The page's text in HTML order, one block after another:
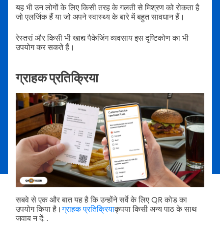
यह भी उन लोगों के लिए किसी तरह के गलती से मिश्रण को रोकता है
जो एलर्जिक हैं या जो अपने स्वास्थ्य के बारे में बहुत सावधान हैं।
रेस्तरां और किसी भी खाद्य पैकेजिंग व्यवसाय इस दृष्टिकोण का भी
उपयोग कर सकते हैं।
ग्राहक प्रतिक्रिया
सबवे से एक और बात यह है कि उन्होंने सर्वे के लिए QR कोड का
उपयोग किया है।ग्राहक प्रतिक्रियाकृपया किसी अन्य पाठ के साथ
जवाब न दें: .